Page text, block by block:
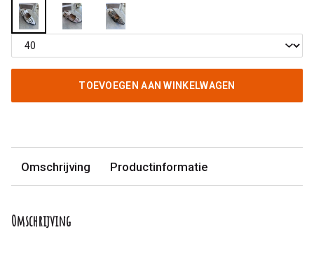
TOEVOEGEN AAN WINKELWAGEN
Omschrijving Productinformatie
Omschrijving